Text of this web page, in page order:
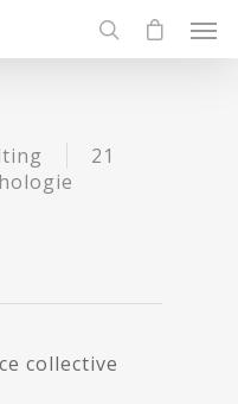
21
collective